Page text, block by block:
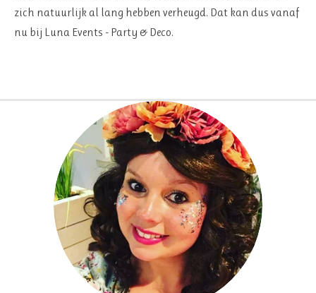
zich natuurlijk al lang hebben verheugd. Dat kan dus vanaf
nu bij Luna Events - Party & Deco.